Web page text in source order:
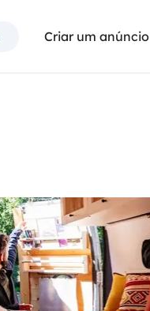
Criar um anúncio